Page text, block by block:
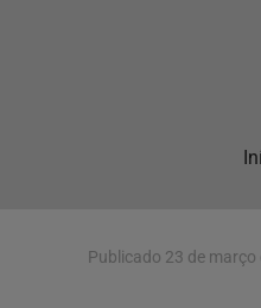
Publicado 23 de março